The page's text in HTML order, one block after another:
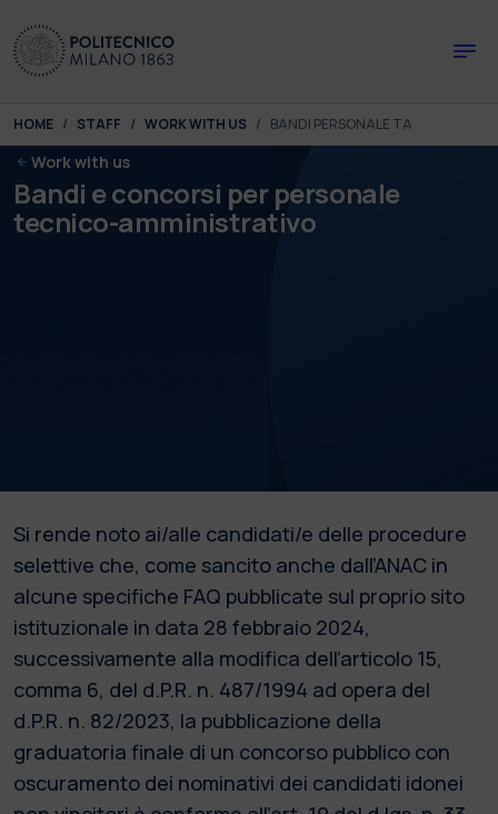
You are here:
HOME STAFF WORK WITH US BANDI PERSONALE TA
Work with us
Bandi e concorsi per personale
tecnico-amministrativo
Si rende noto ai/alle candidati/e delle procedure
selettive che, come sancito anche dall’ANAC in
alcune specifiche FAQ pubblicate sul proprio sito
istituzionale in data 28 febbraio 2024,
successivamente alla modifica dell’articolo 15,
comma 6, del d.P.R. n. 487/1994 ad opera del
d.P.R. n. 82/2023, la pubblicazione della
graduatoria finale di un concorso pubblico con
oscuramento dei nominativi dei candidati idonei